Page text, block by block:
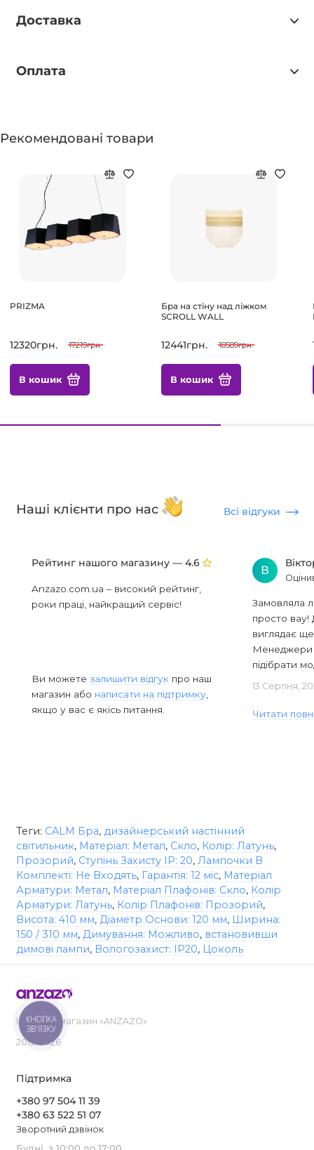
Доставка
Оплата
Рекомендовані товари
PRIZMA
12320грн. 17219грн.
В кошик
Бра на стіну над ліжком
SCROLL WALL
12441грн. 18589грн.
В кошик
Наші клієнти про нас Всі відгуки
Рейтинг нашого магазину — 4.6
Anzazo.com.ua – високий рейтинг,
роки праці, найкращий сервіс!
Ви можете залишити відгук про наш
магазин або написати на підтримку
якщо у вас є якісь питання.
В
Замовляла
просто вау!
виглядає
Менеджери
підібрати
13 Серпня,
Читати
Теги: CALM Бра, дизайнерський настінний
світильник, Матеріал: Метал, Скло, Колір: Латунь,
Прозорий, Ступінь Захисту IP: 20, Лампочки В
Комплекті: Не Входять, Гарантія: 12 міс, Матеріал
Арматури: Метал, Матеріал Плафонів: Скло, Колір
Арматури: Латунь, Колір Плафонів: Прозорий,
Висота: 410 мм, Діаметр Основи: 120 мм, Ширина:
150 / 310 мм, Димування: Можливо, встановивши
димові лампи, Вологозахист: IP20, Цоколь
Інтернет-магазин «ANZAZO»
2019-2026
Підтримка
+380 97 504 11 39
+380 63 522 51 07
Зворотний дзвінок
КНОПКА
ЗВ'ЯЗКУ